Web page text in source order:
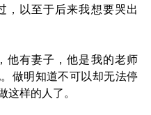
，以至于后来我想要哭出
有妻子，他是我的老师
做明知道不可以却无法停
这样的人了。